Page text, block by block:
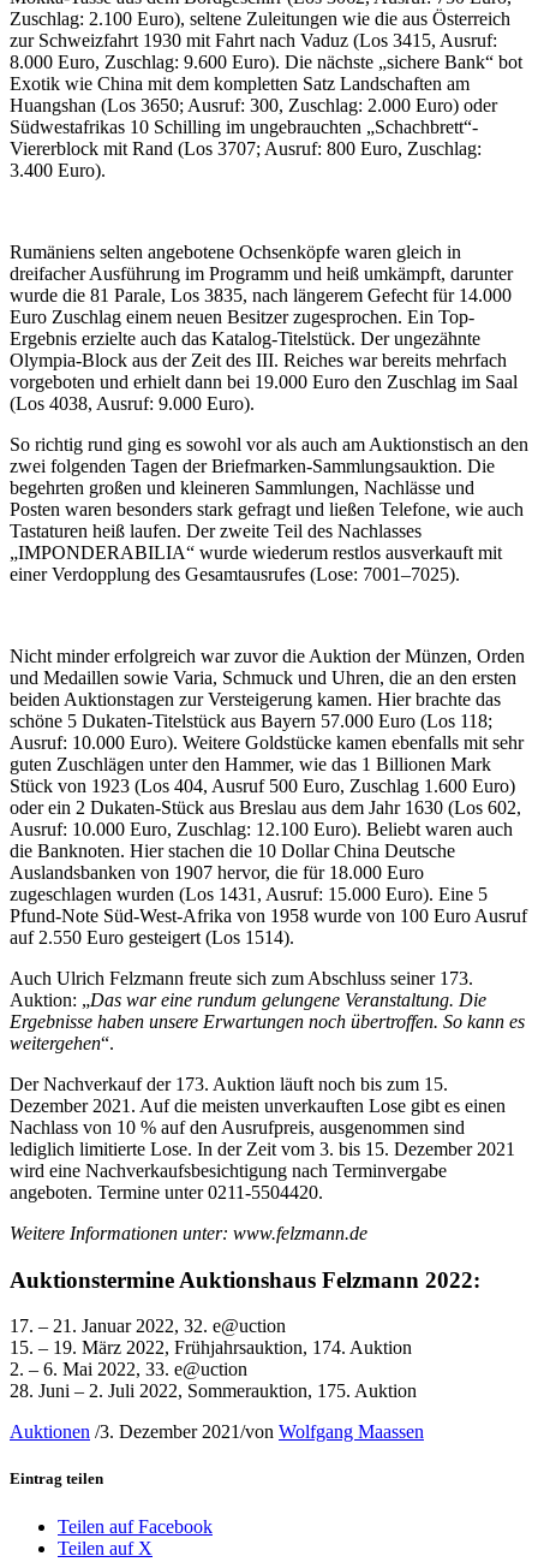
Zuschlag: 2.100 Euro), seltene Zuleitungen wie die aus Österreich
zur Schweizfahrt 1930 mit Fahrt nach Vaduz (Los 3415, Ausruf:
8.000 Euro, Zuschlag: 9.600 Euro). Die nächste „sichere Bank“ bot
Exotik wie China mit dem kompletten Satz Landschaften am
Huangshan (Los 3650; Ausruf: 300, Zuschlag: 2.000 Euro) oder
Südwestafrikas 10 Schilling im ungebrauchten „Schachbrett“-
Viererblock mit Rand (Los 3707; Ausruf: 800 Euro, Zuschlag:
3.400 Euro).
Rumäniens selten angebotene Ochsenköpfe waren gleich in
dreifacher Ausführung im Programm und heiß umkämpft, darunter
wurde die 81 Parale, Los 3835, nach längerem Gefecht für 14.000
Euro Zuschlag einem neuen Besitzer zugesprochen. Ein Top-
Ergebnis erzielte auch das Katalog-Titelstück. Der ungezähnte
Olympia-Block aus der Zeit des III. Reiches war bereits mehrfach
vorgeboten und erhielt dann bei 19.000 Euro den Zuschlag im Saal
(Los 4038, Ausruf: 9.000 Euro).
So richtig rund ging es sowohl vor als auch am Auktionstisch an den
zwei folgenden Tagen der Briefmarken-Sammlungsauktion. Die
begehrten großen und kleineren Sammlungen, Nachlässe und
Posten waren besonders stark gefragt und ließen Telefone, wie auch
Tastaturen heiß laufen. Der zweite Teil des Nachlasses
„IMPONDERABILIA“ wurde wiederum restlos ausverkauft mit
einer Verdopplung des Gesamtausrufes (Lose: 7001–7025).
Nicht minder erfolgreich war zuvor die Auktion der Münzen, Orden
und Medaillen sowie Varia, Schmuck und Uhren, die an den ersten
beiden Auktionstagen zur Versteigerung kamen. Hier brachte das
schöne 5 Dukaten-Titelstück aus Bayern 57.000 Euro (Los 118;
Ausruf: 10.000 Euro). Weitere Goldstücke kamen ebenfalls mit sehr
guten Zuschlägen unter den Hammer, wie das 1 Billionen Mark
Stück von 1923 (Los 404, Ausruf 500 Euro, Zuschlag 1.600 Euro)
oder ein 2 Dukaten-Stück aus Breslau aus dem Jahr 1630 (Los 602,
Ausruf: 10.000 Euro, Zuschlag: 12.100 Euro). Beliebt waren auch
die Banknoten. Hier stachen die 10 Dollar China Deutsche
Auslandsbanken von 1907 hervor, die für 18.000 Euro
zugeschlagen wurden (Los 1431, Ausruf: 15.000 Euro). Eine 5
Pfund-Note Süd-West-Afrika von 1958 wurde von 100 Euro Ausruf
auf 2.550 Euro gesteigert (Los 1514).
Auch Ulrich Felzmann freute sich zum Abschluss seiner 173.
Auktion: „Das war eine rundum gelungene Veranstaltung. Die
Ergebnisse haben unsere Erwartungen noch übertroffen. So kann es
weitergehen“.
Der Nachverkauf der 173. Auktion läuft noch bis zum 15.
Dezember 2021. Auf die meisten unverkauften Lose gibt es einen
Nachlass von 10 % auf den Ausrufpreis, ausgenommen sind
lediglich limitierte Lose. In der Zeit vom 3. bis 15. Dezember 2021
wird eine Nachverkaufsbesichtigung nach Terminvergabe
angeboten. Termine unter 0211-5504420.
Weitere Informationen unter: www.felzmann.de
Auktionstermine Auktionshaus Felzmann 2022:
17. – 21. Januar 2022, 32. e@uction
15. – 19. März 2022, Frühjahrsauktion, 174. Auktion
2. – 6. Mai 2022, 33. e@uction
28. Juni – 2. Juli 2022, Sommerauktion, 175. Auktion
Auktionen /3. Dezember 2021/von Wolfgang Maassen
Eintrag teilen
Teilen auf Facebook
Teilen auf X